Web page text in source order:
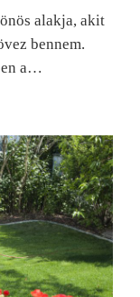
alakja, akit
bennem.
a…